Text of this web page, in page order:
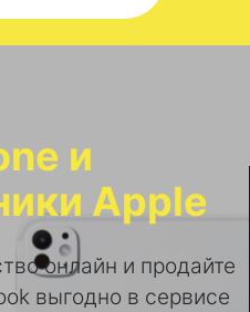
и
Apple
онлайн и продайте
выгодно в сервисе